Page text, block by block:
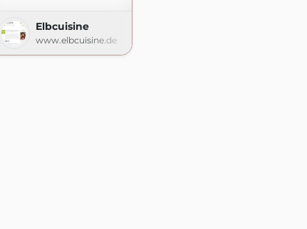
Elbcuisine
www.elbcuisine.de